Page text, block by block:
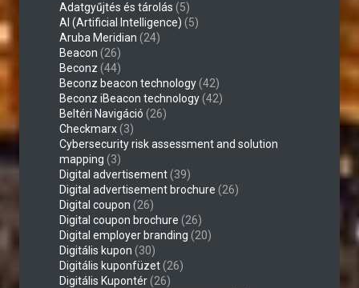
Adatgyűjtés és tárolás (5)
AI (Artificial Intelligence) (5)
Aruba Meridian (24)
Beacon (26)
Beconz (44)
Beconz beacon technology(42)
Beconz iBeacon technology(42)
Beltéri Navigáció (26)
Checkmarx(3)
Cybersecurity risk assessment and solution
mapping (3)
Digital advertisement(39)
Digital advertisement brochure (26)
Digital coupon (26)
Digital coupon brochure (26)
Digital employer branding (20)
Digitális kupon (30)
Digitális kuponfüzet(26)
Digitális Kupontér(26)